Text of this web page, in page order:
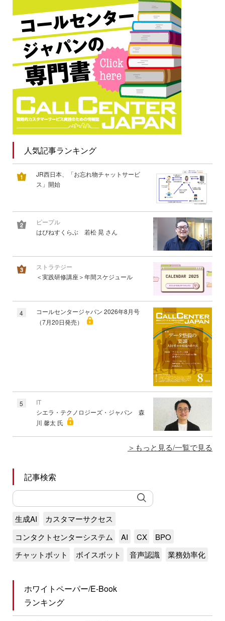
人気記事ランキング
JR西日本、「お忘れ物チャットサービ
ス」開始
ピープル
はぴねすくらぶ 若松 晃 さん
ストラテジー
＜実践研修講座＞年間スケジュール
4
コールセンタージャパン 2026年8月号
（7月20日発売）
5
IT
シエラ・テクノロジーズ・ジャパン 森
川 馨太 氏
もっと見る/一覧で見る
記事検索
生成AI
カスタマーサクセス
コンタクトセンターシステム
AI CX
BPO
チャットボット
ボイスボット 音声認識 業務効率化
ホワイトペーパー/E-Book
ランキング